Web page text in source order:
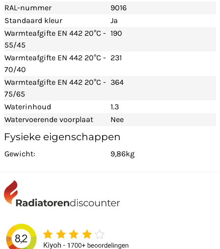
RAL-nummer
9016
Standaard kleur
Ja
Warmteafgifte EN 442 20°C -
55/45
190
Warmteafgifte EN 442 20°C -
70/40
231
Warmteafgifte EN 442 20°C -
75/65
364
Waterinhoud
1.3
Watervoerende voorplaat
Nee
Fysieke eigenschappen
Gewicht: 9,86kg